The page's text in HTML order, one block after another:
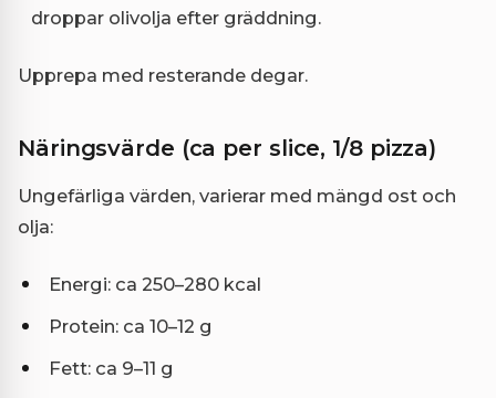
droppar olivolja efter gräddning.
Upprepa med resterande degar.
Näringsvärde (ca per slice, 1/8 pizza)
Ungefärliga värden, varierar med mängd ost och
olja:
Energi: ca 250–280 kcal
Protein: ca 10–12 g
Fett: ca 9–11 g